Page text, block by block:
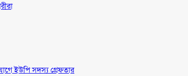
ইউপি সদস্য গ্রেফতার